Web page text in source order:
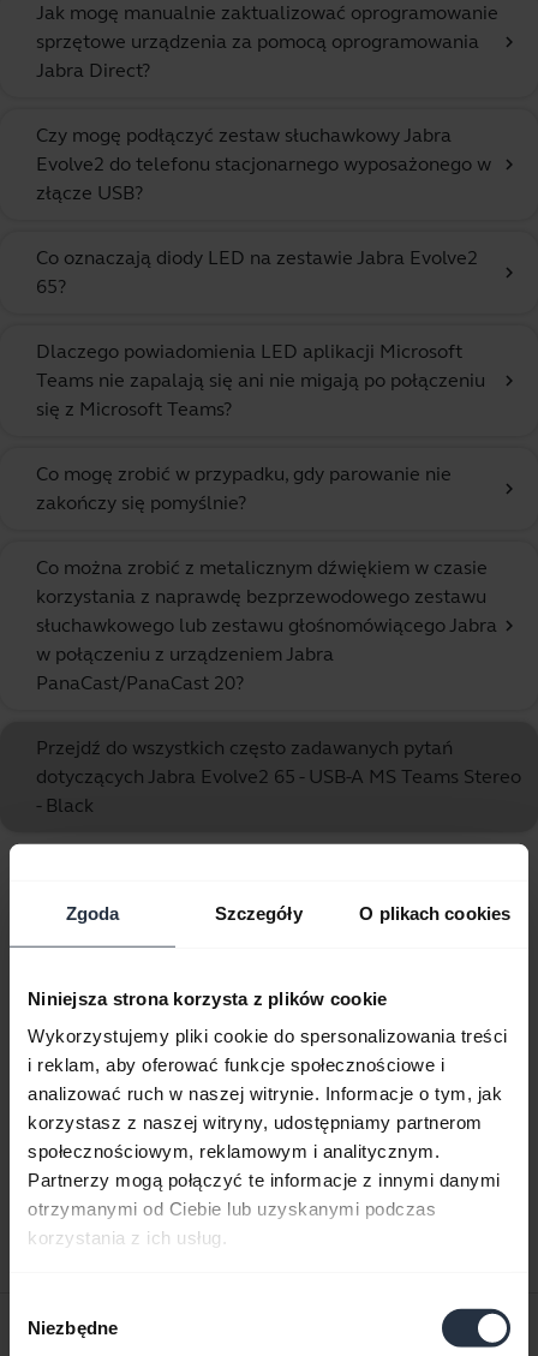
Zgoda Szczegóły O plikach cookies
Niniejsza strona korzysta z plików cookie
Wykorzystujemy pliki cookie do spersonalizowania treści
i reklam, aby oferować funkcje społecznościowe i
analizować ruch w naszej witrynie. Informacje o tym, jak
korzystasz z naszej witryny, udostępniamy partnerom
społecznościowym, reklamowym i analitycznym.
Partnerzy mogą połączyć te informacje z innymi danymi
otrzymanymi od Ciebie lub uzyskanymi podczas
korzystania z ich usług.
zgody
Niezbędne
Jak mogę manualnie zaktualizować oprogramowanie
sprzętowe urządzenia za pomocą oprogramowania
Jabra Direct?
chevron_right
Czy mogę podłączyć zestaw słuchawkowy Jabra
Evolve2 do telefonu stacjonarnego wyposażonego w
złącze USB?
chevron_right
Co oznaczają diody LED na zestawie Jabra Evolve2
65?
chevron_right
Dlaczego powiadomienia LED aplikacji Microsoft
Teams nie zapalają się ani nie migają po połączeniu
się z Microsoft Teams?
chevron_right
Co mogę zrobić w przypadku, gdy parowanie nie
zakończy się pomyślnie?
chevron_right
Co można zrobić z metalicznym dźwiękiem w czasie
korzystania z naprawdę bezprzewodowego zestawu
słuchawkowego lub zestawu głośnomówiącego Jabra
w połączeniu z urządzeniem Jabra
PanaCast/PanaCast 20?
chevron_right
Przejdź do wszystkich często zadawanych pytań
dotyczących Jabra Evolve2 65 - USB-A MS Teams Stereo
- Black
Dokumenty dotyczące produktów
Podręcznik użytkownika
Polski
Pobierz
3.22 MB - pdf